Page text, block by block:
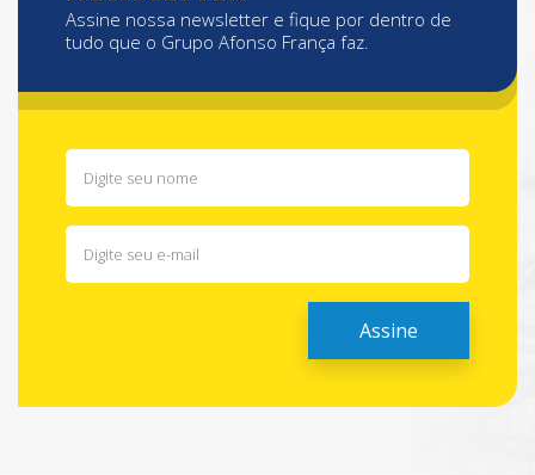
Assine nossa newsletter e fique por dentro de
tudo que o Grupo Afonso França faz.